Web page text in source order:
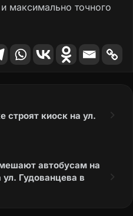
максимально точного
строят киоск на ул.
автобусам на
Гудованцева в